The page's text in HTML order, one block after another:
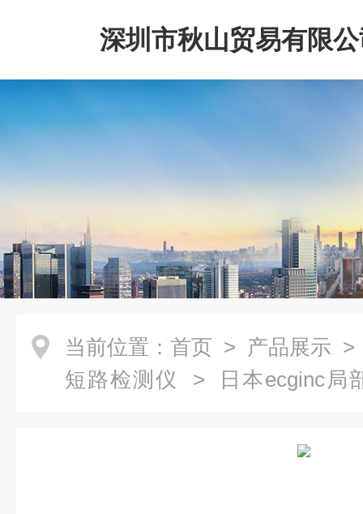
深圳市秋山贸易有限
当前位置： 首页 > 产品展示
短路检测仪
> 日本ecginc局